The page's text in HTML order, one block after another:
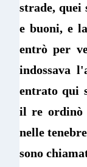
strade,
e buoni, e
entrò per
indossava
entrato qui
il re ordinò
nelle
sono